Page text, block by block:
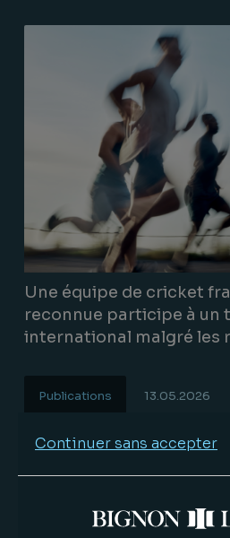
Une équipe de cricket
reconnue participe à un
international malgré les
Publications 13.05.2026
Continuer sans accepter